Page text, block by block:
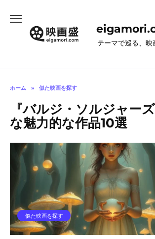
テーマで巡る、映
ホーム » 似た映画を探す
『バルジ・ソルジャー
な魅力的な作品10選
似た映画を探す